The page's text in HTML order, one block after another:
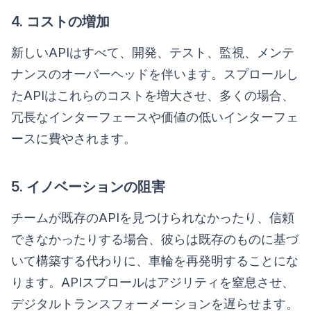
4. コストの増加
新しいAPIはすべて、開発、テスト、監視、メンテ
ナンスのオーバーヘッドを伴います。スプロールし
たAPIはこれらのコストを増大させ、多くの場合、
冗長なインターフェースや価値の低いインターフェ
ースに費やされます。
5. イノベーションの阻害
チームが既存のAPIを見つけられなかったり、信頼
できなかったりする場合、彼らは既存のものに基づ
いて構築する代わりに、車輪を再発明することにな
ります。APIスプロールはアジリティを窒息させ、
デジタルトランスフォーメーションを遅らせます。